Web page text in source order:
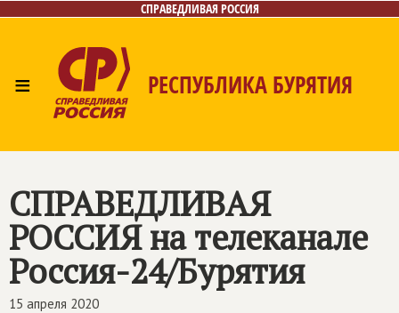
СПРАВЕДЛИВАЯ РОССИЯ
≡ РЕСПУБЛИКА БУРЯТИЯ
Контакты
СПРАВЕДЛИВАЯ
РОССИЯна телеканале
Россия-24/Бурятия
15 апреля 2020